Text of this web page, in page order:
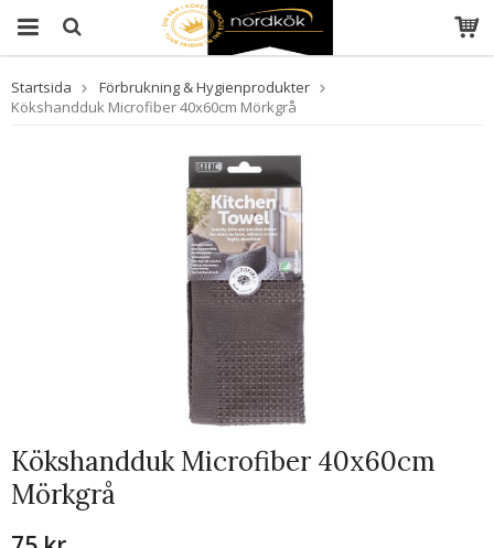
Startsida
Förbrukning & Hygienprodukter
Kökshandduk Microfiber 40x60cm Mörkgrå
Kökshandduk Microfiber 40x60cm
Mörkgrå